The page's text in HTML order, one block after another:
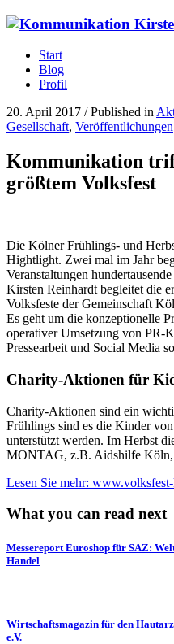
Start
Blog
Profil
20. April 2017 /Published in
Gesellschaft, Veröffentlichungen
Kommunikation
größtem Volksfest
Die Kölner Frühlings- und
Hightlight. Zwei mal im Jahr
Veranstaltungen
Kirsten Reinhardt begleitet die
Volksfeste der Gemeinschaft
Es geht um die konzeptionelle
operativer Umsetzung von PR-
Pressearbeit und Social Media
Charity-Aktionen für
Charity-Aktionen sind ein
Frühlings sind es die Kinder
unterstützt werden. Im Herbst
MONTAG, z.B. Aidshilfe
Lesen Sie mehr:
What you can read next
Messereport Euroshop für SAZ:
Handel
Wirtschaftsmagazin für den
e.V.